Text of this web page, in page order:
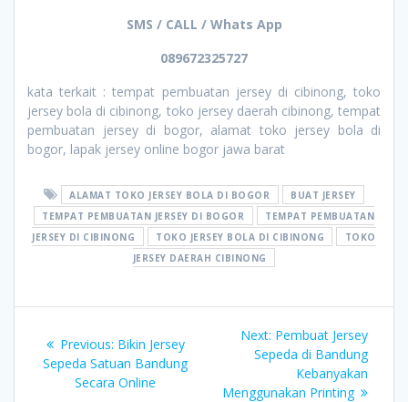
SMS / CALL / Whats App
089672325727
kata terkait : tempat pembuatan jersey di cibinong, toko
jersey bola di cibinong, toko jersey daerah cibinong, tempat
pembuatan jersey di bogor, alamat toko jersey bola di
bogor, lapak jersey online bogor jawa barat
ALAMAT TOKO JERSEY BOLA DI BOGOR
BUAT JERSEY
TEMPAT PEMBUATAN JERSEY DI BOGOR
TEMPAT PEMBUATAN
JERSEY DI CIBINONG
TOKO JERSEY BOLA DI CIBINONG
TOKO
JERSEY DAERAH CIBINONG
navigation
Previous: Previous
post:
Bikin Jersey
Sepeda Satuan Bandung
Secara Online
Next: Next
post:
Pembuat Jersey
Sepeda di Bandung
Kebanyakan
Menggunakan Printing